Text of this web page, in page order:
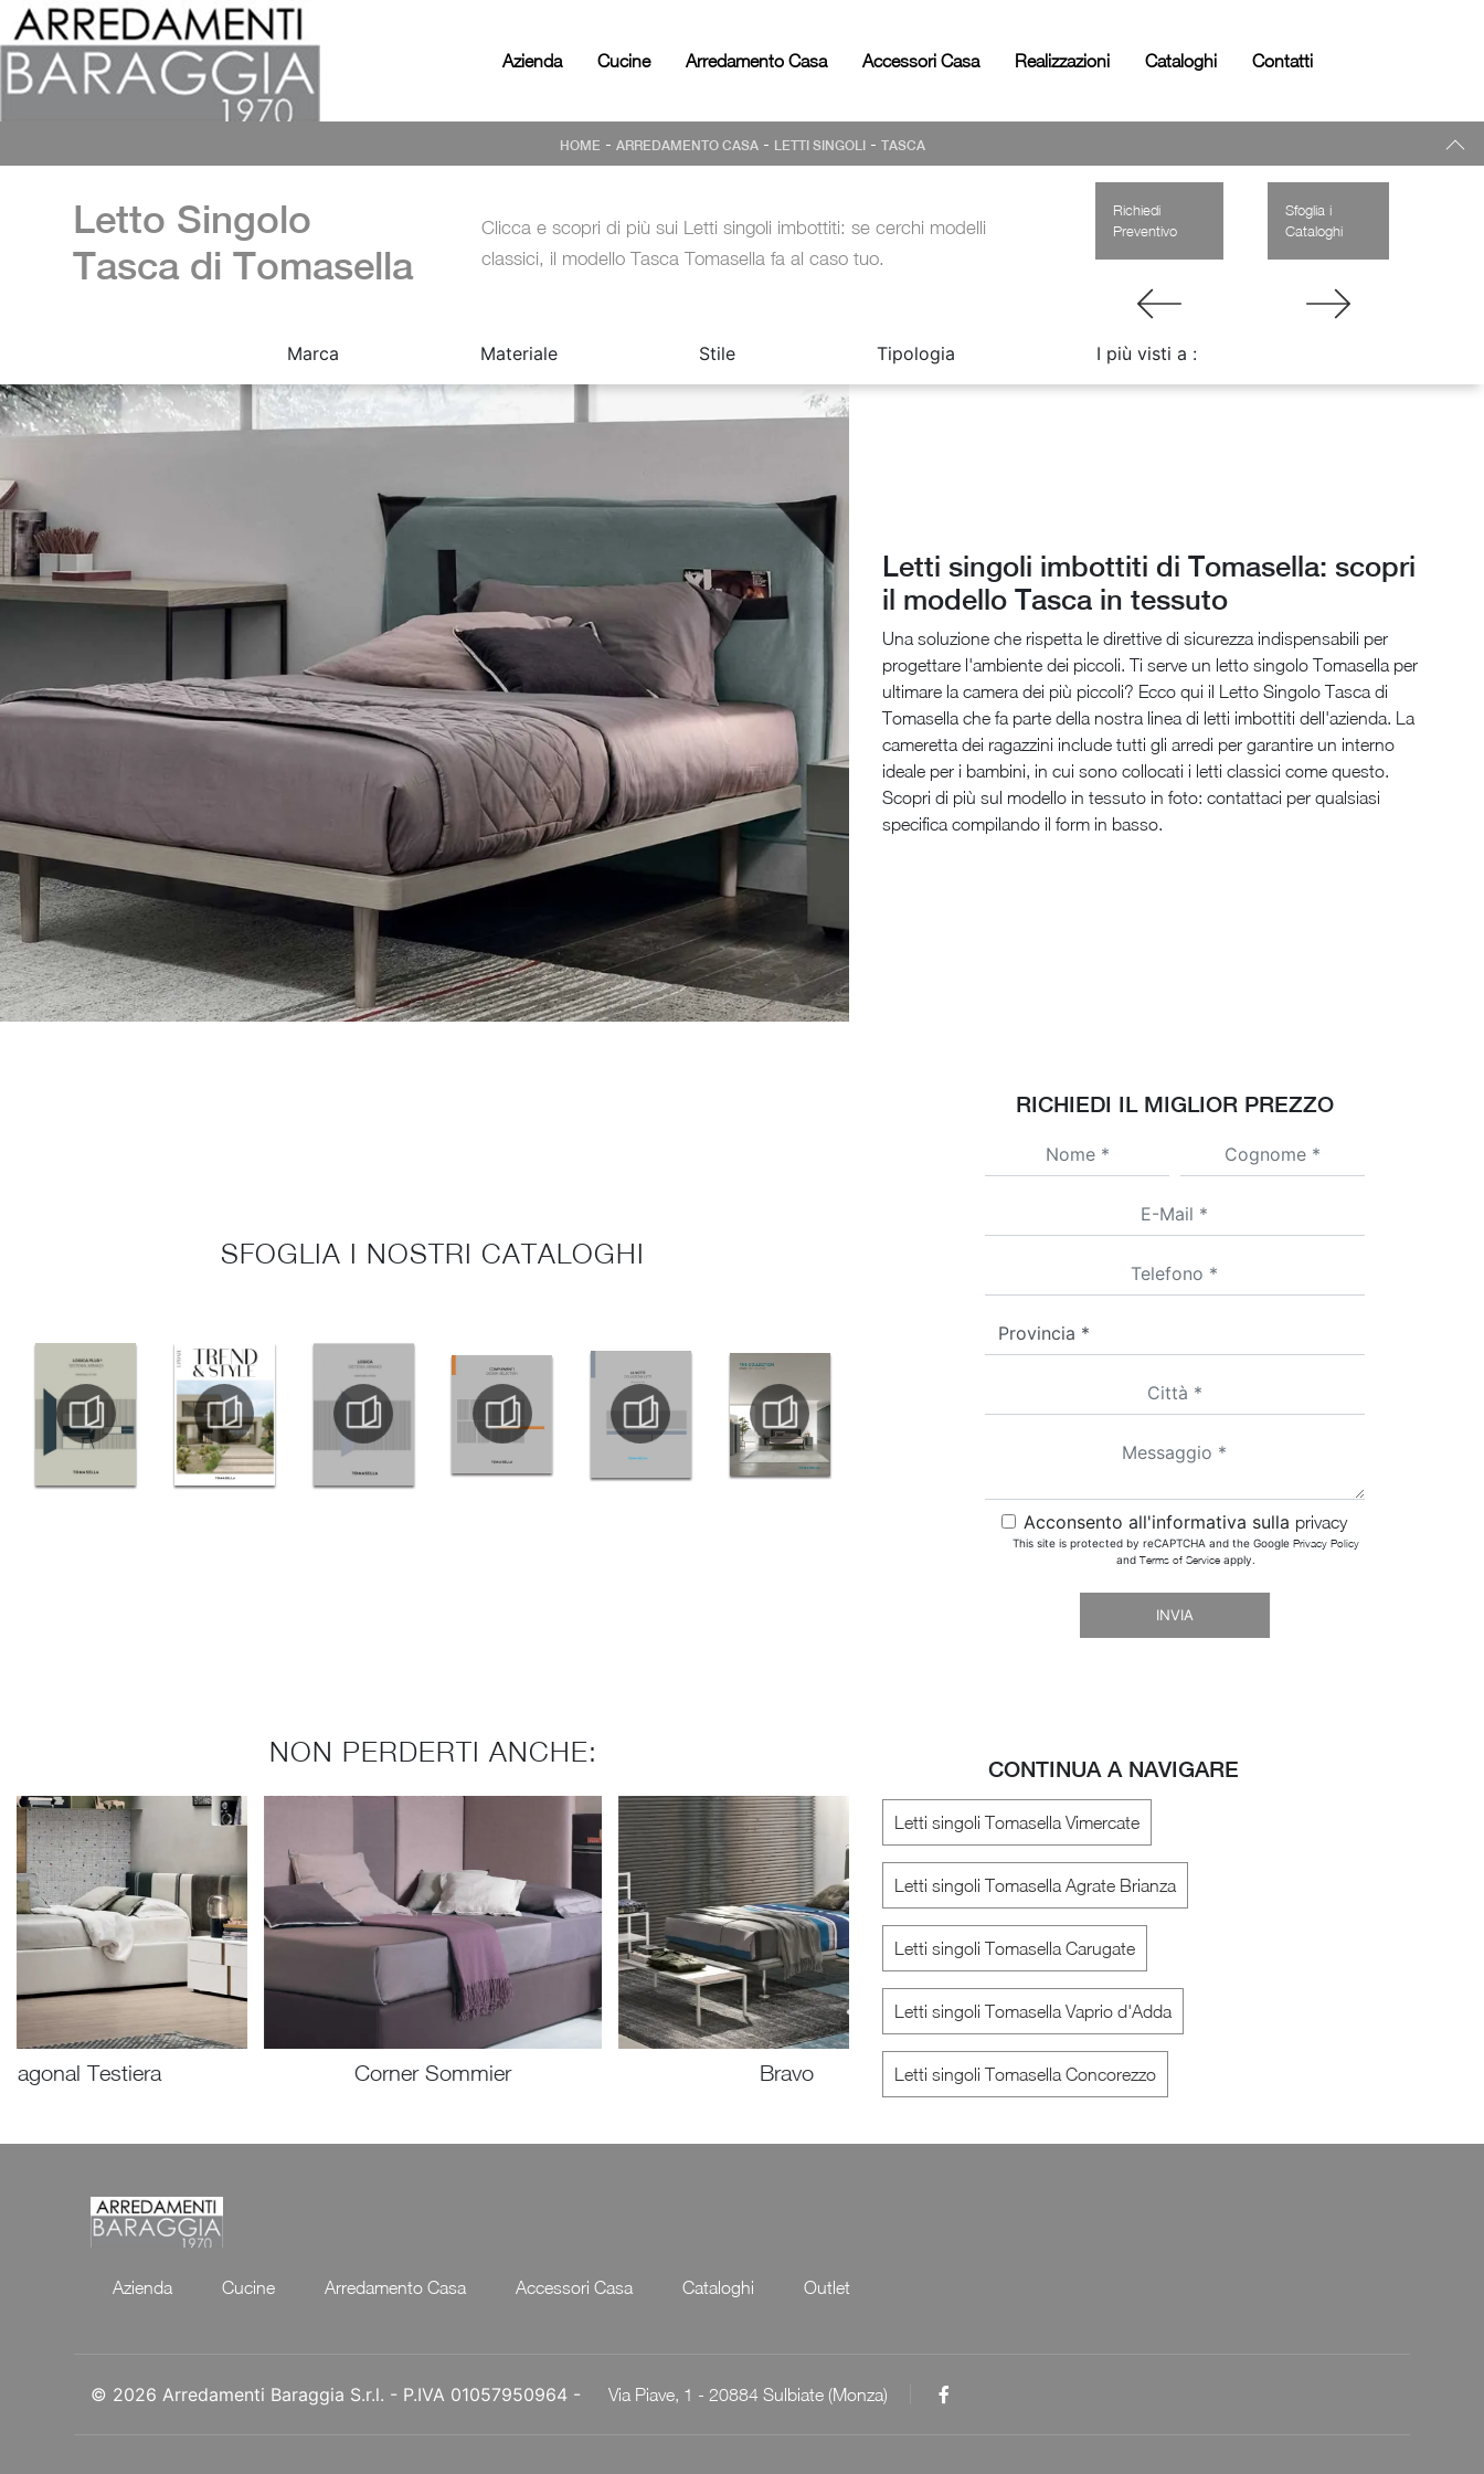
Azienda Cucine Arredamento Casa Accessori Casa Realizzazioni Cataloghi Contatti
HOME - ARREDAMENTO CASA- LETTI SINGOLI - TASCA
Letto Singolo
Tasca di Tomasella
Clicca e scopri di più sui Letti singoli imbottiti: se cerchi modelli
classici, il modello Tasca Tomasella fa al caso tuo.
Richiedi
Preventivo
Sfoglia i
Cataloghi
Marca Materiale Stile Tipologia I più visti a :
Letti singoli imbottiti di Tomasella: scopri
il modello Tasca in tessuto
Una soluzione che rispetta le direttive di sicurezza indispensabili per
progettare l'ambiente dei piccoli. Ti serve un letto singolo Tomasella per
ultimare la camera dei più piccoli? Ecco qui il Letto Singolo Tasca di
Tomasella che fa parte della nostra linea di letti imbottiti dell'azienda. La
cameretta dei ragazzini include tutti gli arredi per garantire un interno
ideale per i bambini, in cui sono collocati i letti classici come questo.
Scopri di più sul modello in tessuto in foto: contattaci per qualsiasi
specifica compilando il form in basso.
SFOGLIA I NOSTRI CATALOGHI
RICHIEDI IL MIGLIOR PREZZO
Acconsento all'informativa sulla privacy
This site is protected by reCAPTCHA and the Google Privacy Policy
and Terms of Serviceapply.
INVIA
NON PERDERTI ANCHE:
Testiera Corner Sommier Bravo Amami
CONTINUA A NAVIGARE
Letti singoli Tomasella Vimercate
Letti singoli Tomasella Agrate Brianza
Letti singoli Tomasella Carugate
Letti singoli Tomasella Vaprio d'Adda
Letti singoli Tomasella Concorezzo
Azienda Cucine Arredamento Casa Accessori Casa Cataloghi Outlet
© 2026 Arredamenti Baraggia S.r.l. - P.IVA 01057950964 - Via Piave, 1 - 20884 Sulbiate (Monza)